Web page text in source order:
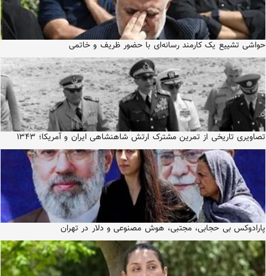
حواشی تشییع یک کارمند رسانه‌ای با حضور ظریف و خاتمی
تصاویری تاریخی از تمرین مشترک ارتش شاهنشاهی ایران و آمریکا؛ ۱۳۴۳
پارادوکس بی حجابی، مجتبی، هوش مصنوعی و دلار در تهران